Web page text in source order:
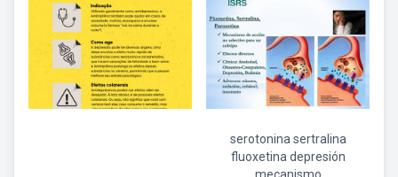
serotonina sertralina
fluoxetina depresión